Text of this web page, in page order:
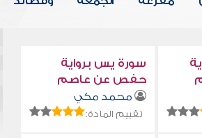
سورة يس برواية
حفص عن عاصم
محمد مكي
تقييم المادة: